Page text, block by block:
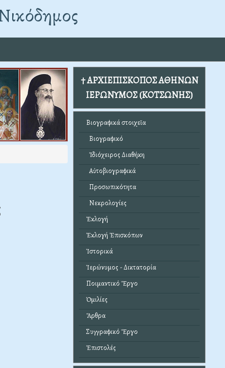
† ΑΡΧΙΕΠΙΣΚΟΠΟΣ ΑΘΗΝΩΝ
ΙΕΡΩΝΥΜΟΣ (ΚΟΤΣΩΝΗΣ)
Βιογραφικά στοιχεῖα
Βιογραφικό
Ἰδιόχειρος Διαθήκη
Αὐτοβιογραφικά
Προσωπικότητα
Νεκρολογίες
Ἐκλογή
Ἐκλογή Ἐπισκόπων
Ἱστορικά
Ἱερώνυμος - Δικτατορία
Ποιμαντικό Ἔργο
Ὁμιλίες
Ἄρθρα
Συγγραφικό Ἔργο
Ἐπιστολές